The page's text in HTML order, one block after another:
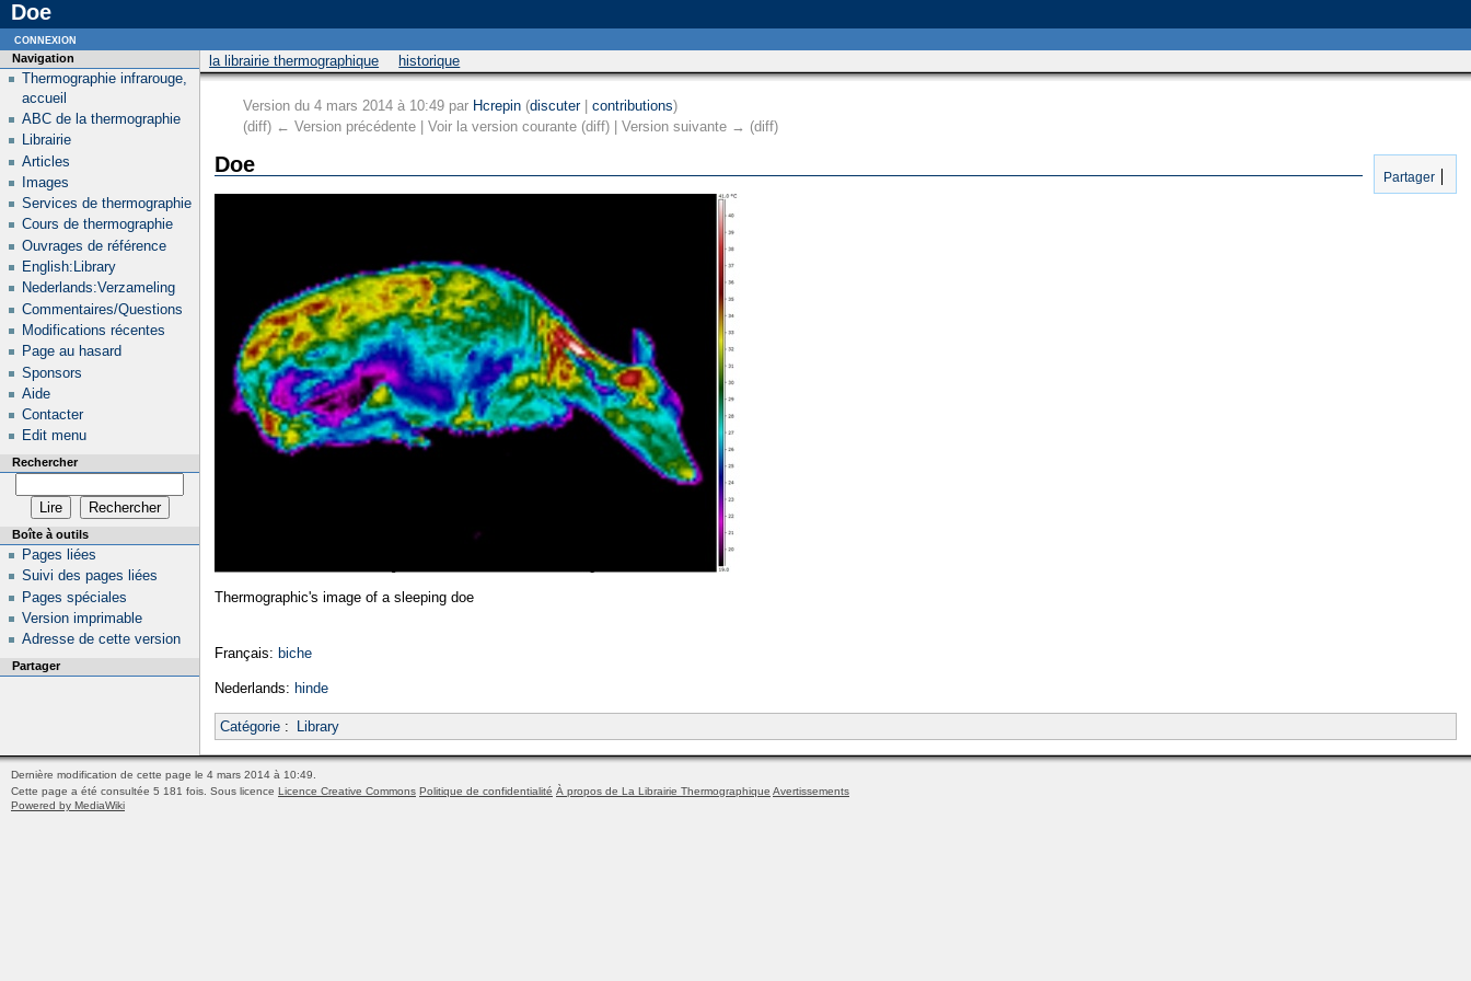
Doe
la librairie thermographique historique
Version du 4 mars 2014 à 10:49 par Hcrepin (discuter| contributions)
(diff) ← Version précédente | Voir la version courante (diff) | Version suivante → (diff)
Partager
Doe
Thermographic's image of a sleeping doe
Français: biche
Nederlands: hinde
Catégorie: Library
Navigation
Thermographie infrarouge,
accueil
ABC de la thermographie
Librairie
Articles
Images
Services de thermographie
Cours de thermographie
Ouvrages de référence
English:Library
Nederlands:Verzameling
Commentaires/Questions
Modifications récentes
Page au hasard
Sponsors
Aide
Contacter
Edit menu
Rechercher
Boîte à outils
Pages liées
Suivi des pages liées
Pages spéciales
Version imprimable
Adresse de cette version
Partager
connexion
Dernière modification de cette page le 4 mars 2014 à 10:49.
Cette page a été consultée 5 181 fois. Sous licence Licence Creative Commons Politique de confidentialité À propos de La Librairie Thermographique Avertissements
Powered by MediaWiki